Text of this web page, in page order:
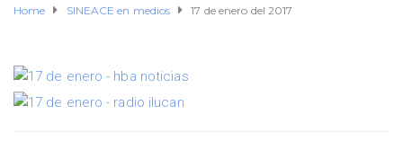
Home SINEACE en medios 17 de enero del 2017